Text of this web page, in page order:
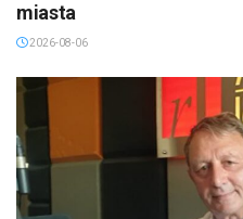
miasta
2026-08-06